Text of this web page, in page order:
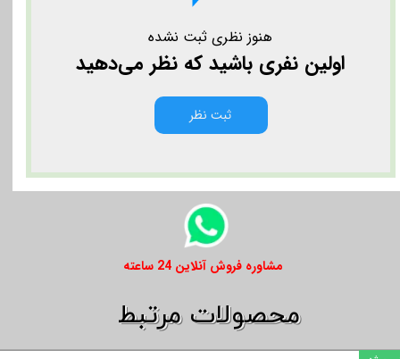
هنوز نظری ثبت نشده
اولین نفری باشید که نظر می‌دهید
ثبت نظر
​​مشاوره فروش آنلاین 24 ساعته
​​محصولات مرتبط